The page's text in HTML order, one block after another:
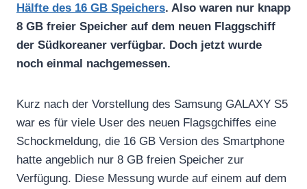
Hälfte des 16 GB Speichers. Also waren nur knapp
8 GB freier Speicher auf dem neuen Flaggschiff
der Südkoreaner verfügbar. Doch jetzt wurde
noch einmal nachgemessen.
Kurz nach der Vorstellung des Samsung GALAXY S5
war es für viele User des neuen Flagsgchiffes eine
Schockmeldung, die 16 GB Version des Smartphone
hatte angeblich nur 8 GB freien Speicher zur
Verfügung. Diese Messung wurde auf einem auf dem